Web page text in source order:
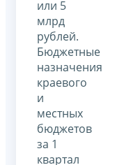
или 5
млрд
рублей.
Бюджетные
назначения
краевого
и
местных
бюджетов
за 1
квартал